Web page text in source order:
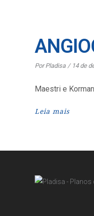
Por Pladisa 14 de
Maestri e
Leia mais